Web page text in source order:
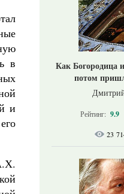
в
и
Как Богородица
потом
Рейтинг: 9.9
23